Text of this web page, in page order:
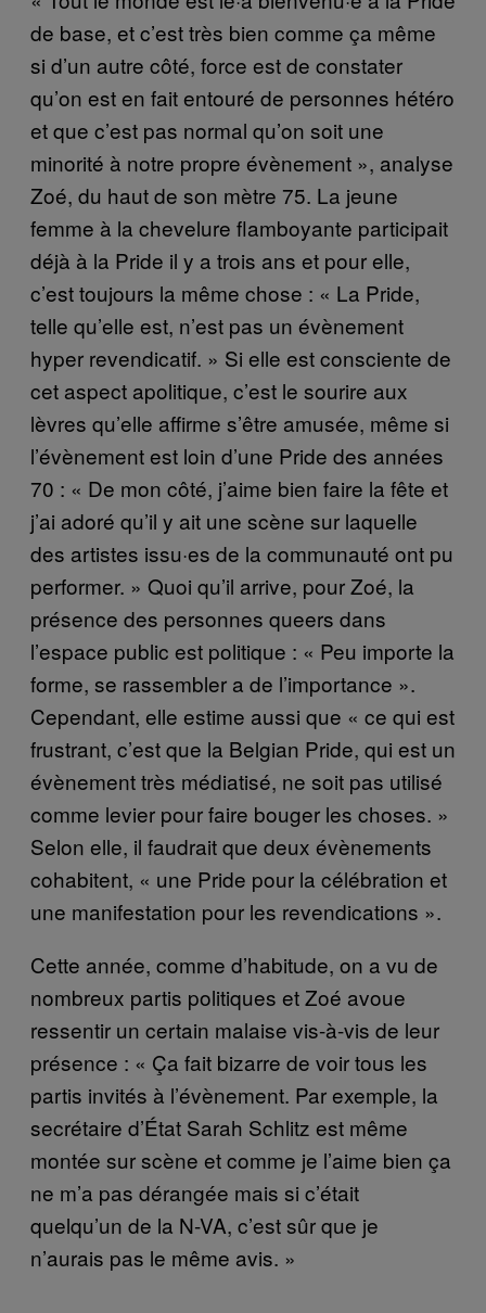
de base, et c’est très bien comme ça même
si d’un autre côté, force est de constater
qu’on est en fait entouré de personnes hétéro
et que c’est pas normal qu’on soit une
minorité à notre propre évènement », analyse
Zoé, du haut de son mètre 75. La jeune
femme à la chevelure flamboyante participait
déjà à la Pride il y a trois ans et pour elle,
c’est toujours la même chose : « La Pride,
telle qu’elle est, n’est pas un évènement
hyper revendicatif. » Si elle est consciente de
cet aspect apolitique, c’est le sourire aux
lèvres qu’elle affirme s’être amusée, même si
l’évènement est loin d’une Pride des années
70 : « De mon côté, j’aime bien faire la fête et
j’ai adoré qu’il y ait une scène sur laquelle
des artistes issu·es de la communauté ont pu
performer. » Quoi qu’il arrive, pour Zoé, la
présence des personnes queers dans
l’espace public est politique : « Peu importe la
forme, se rassembler a de l’importance ».
Cependant, elle estime aussi que « ce qui est
frustrant, c’est que la Belgian Pride, qui est un
évènement très médiatisé, ne soit pas utilisé
comme levier pour faire bouger les choses. »
Selon elle, il faudrait que deux évènements
cohabitent, « une Pride pour la célébration et
une manifestation pour les revendications ».
Cette année, comme d’habitude, on a vu de
nombreux partis politiques et Zoé avoue
ressentir un certain malaise vis-à-vis de leur
présence : « Ça fait bizarre de voir tous les
partis invités à l’évènement. Par exemple, la
secrétaire d’État Sarah Schlitz est même
montée sur scène et comme je l’aime bien ça
ne m’a pas dérangée mais si c’était
quelqu’un de la N-VA, c’est sûr que je
n’aurais pas le même avis. »